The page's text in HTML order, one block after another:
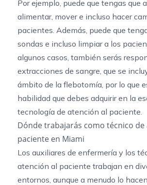
Por ejemplo, puede que tengas que
alimentar, mover e incluso hacer
pacientes. Además, puede que
sondas e incluso limpiar a los
algunos casos, también serás
extracciones de sangre, que se
ámbito de la flebotomía, por lo que
habilidad que debes adquirir en la
tecnología de atención al paciente.
Dónde trabajarás como técnico de
paciente en Miami
Los auxiliares de enfermería y los
atención al paciente trabajan en
entornos, aunque a menudo lo